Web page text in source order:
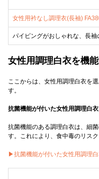
女性用衿なし調理衣(長袖)
パイピングがおしゃれな、長袖
女性用調理白衣を機
ここからは、女性用調理白衣を
す。
抗菌機能が付いた女性用調理白衣
抗菌機能のある調理白衣は、細
す。これにより、食中毒のリス
▶抗菌機能が付いた女性用調理